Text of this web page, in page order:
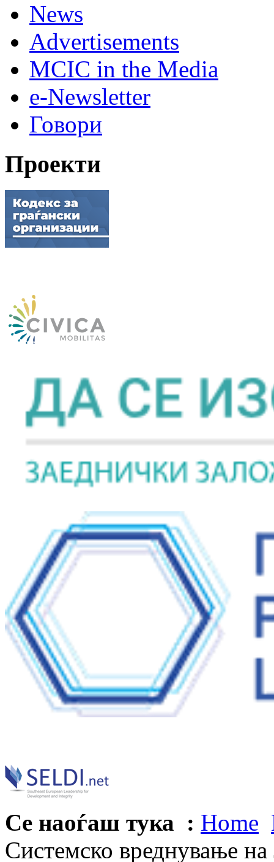
News
Advertisements
MCIC in the Media
e-Newsletter
Говори
Проекти
Се наоѓаш тука : Home
Системско вреднување